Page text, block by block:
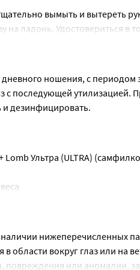
вымыть и вытереть
ладонь. Удостовериться в
вниз, в сторону белка
ношения, с периодом
с последующей
и дезинфицировать.
Ультра (ULTRA)
нижеперечисленных
области вокруг глаз или на
повреждения или аномалии,